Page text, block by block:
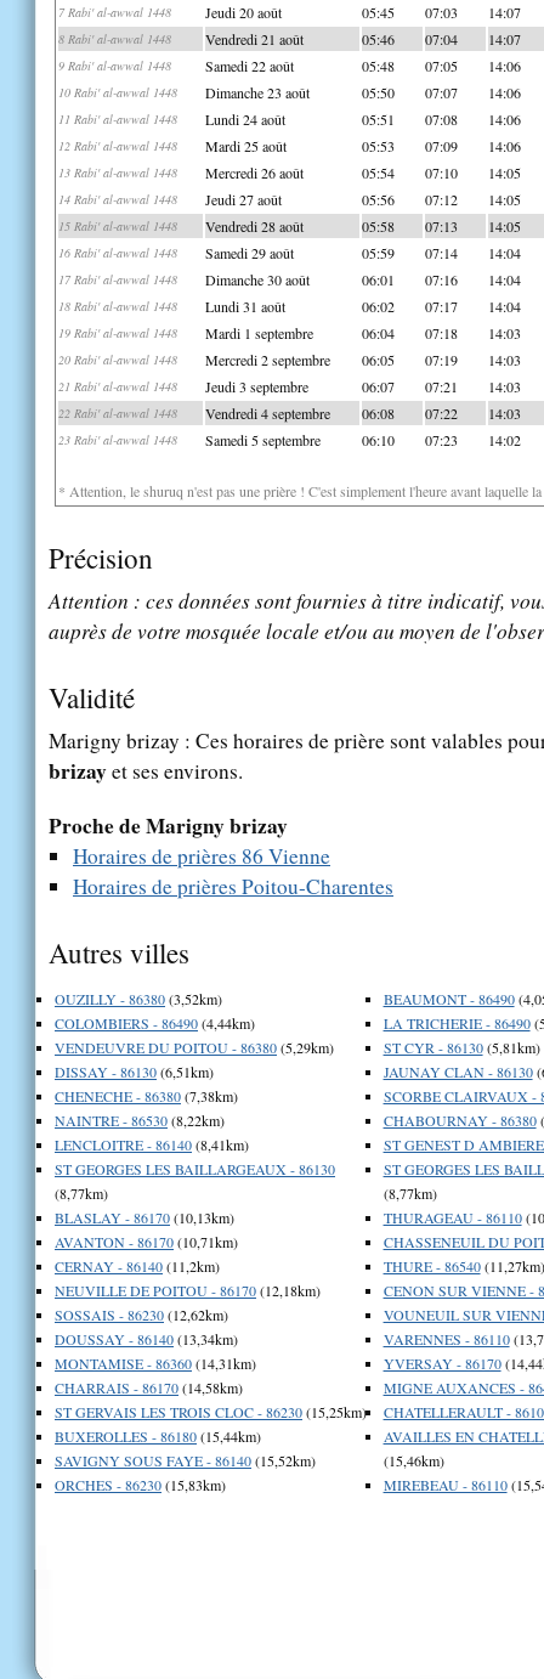
7 Rabi' al-awwal 1448 Jeudi 20 août 05:45 07:03 14:07
8 Rabi' al-awwal 1448 Vendredi 21 août 05:46 07:04 14:07
9 Rabi' al-awwal 1448 Samedi 22 août 05:48 07:05 14:06
10 Rabi' al-awwal 1448 Dimanche 23 août 05:50 07:07 14:06
11 Rabi' al-awwal 1448 Lundi 24 août 05:51 07:08 14:06
12 Rabi' al-awwal 1448 Mardi 25 août 05:53 07:09 14:06
13 Rabi' al-awwal 1448 Mercredi 26 août 05:54 07:10 14:05
14 Rabi' al-awwal 1448 Jeudi 27 août 05:56 07:12 14:05
15 Rabi' al-awwal 1448 Vendredi 28 août 05:58 07:13 14:05
16 Rabi' al-awwal 1448 Samedi 29 août 05:59 07:14 14:04
17 Rabi' al-awwal 1448 Dimanche 30 août 06:01 07:16 14:04
18 Rabi' al-awwal 1448 Lundi 31 août 06:02 07:17 14:04
19 Rabi' al-awwal 1448 Mardi 1 septembre 06:04 07:18 14:03
20 Rabi' al-awwal 1448 Mercredi 2 septembre 06:05 07:19 14:03
21 Rabi' al-awwal 1448 Jeudi 3 septembre 06:07 07:21 14:03
22 Rabi' al-awwal 1448 Vendredi 4 septembre 06:08 07:22 14:03
23 Rabi' al-awwal 1448 Samedi 5 septembre 06:10 07:23 14:02
* Attention, le shuruq n'est pas une prière ! C'est simplement l'heure avant laquelle
Précision
Attention : ces données sont fournies à titre indicatif,
auprès de votre mosquée locale et/ou au moyen de
Validité
Marigny brizay : Ces horaires de prière sont valables
brizayet ses environs.
Proche de Marigny brizay
Horaires de prières 86 Vienne
Horaires de prières Poitou-Charentes
Autres villes
OUZILLY - 86380(3,52km)
COLOMBIERS - 86490(4,44km)
VENDEUVRE DU POITOU - 86380(5,29km)
DISSAY - 86130(6,51km)
CHENECHE - 86380(7,38km)
NAINTRE - 86530(8,22km)
LENCLOITRE - 86140(8,41km)
ST GEORGES LES BAILLARGEAUX - 86130
(8,77km)
BLASLAY - 86170(10,13km)
AVANTON - 86170(10,71km)
CERNAY - 86140(11,2km)
NEUVILLE DE POITOU - 86170(12,18km)
SOSSAIS - 86230(12,62km)
DOUSSAY - 86140(13,34km)
MONTAMISE - 86360(14,31km)
CHARRAIS - 86170(14,58km)
ST GERVAIS LES TROIS CLOC - 86230(15,25km)
BUXEROLLES - 86180(15,44km)
SAVIGNY SOUS FAYE - 86140(15,52km)
ORCHES - 86230(15,83km)
BEAUMONT - 86490
LA TRICHERIE - 86490
ST CYR - 86130(5,81km)
JAUNAY CLAN - 86130
SCORBE CLAIRVAUX -
CHABOURNAY - 86380
ST GENEST D
ST GEORGES LES
(8,77km)
THURAGEAU - 86110
CHASSENEUIL DU
THURE - 86540(11,27km)
CENON SUR VIENNE -
VOUNEUIL SUR
VARENNES - 86110
YVERSAY - 86170
MIGNE AUXANCES -
CHATELLERAULT -
AVAILLES EN
(15,46km)
MIREBEAU - 86110